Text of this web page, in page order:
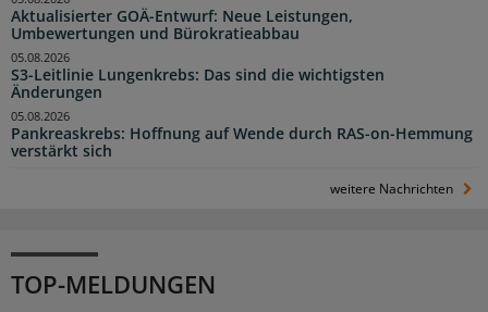
Aktualisierter GOÄ-Entwurf: Neue Leistungen,
Umbewertungen und Bürokratieabbau
S3-Leitlinie Lungenkrebs: Das sind die wichtigsten
Änderungen
05.08.2026
Pankreaskrebs: Hoffnung auf Wende durch RAS-on-Hemmung
verstärkt sich
05.08.2026
weitere Nachrichten
TOP-MELDUNGEN